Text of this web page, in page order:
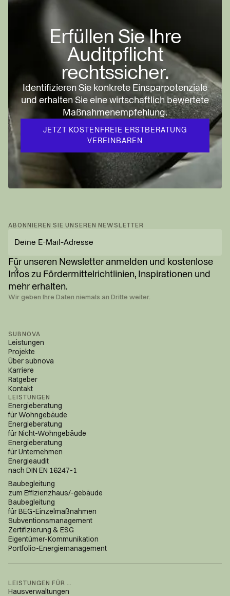
Erfüllen Sie Ihre
Auditpflicht
rechtssicher.
Identifizieren Sie konkrete Einsparpotenziale
und erhalten Sie eine wirtschaftlich bewertete
Maßnahmenempfehlung.
JETZT KOSTENFREIE ERSTBERATUNG
VEREINBAREN
ABONNIEREN SIE UNSEREN NEWSLETTER
Mail-
eingeben
Für unseren Newsletter anmelden und kostenlose
Infos zu Fördermittel­richtlinien, Inspirationen und
mehr erhalten.
Wir geben Ihre Daten niemals an Dritte weiter.
SUBNOVA
Leistungen
Projekte
Über subnova
Karriere
Ratgeber
Kontakt
LEISTUNGEN
Energieberatung
für Wohngebäude
Energieberatung
für Nicht-Wohngebäude
Energieberatung
für Unternehmen
Energieaudit
nach DIN EN 16247-1
Baubegleitung
zum Effizienzhaus/-gebäude
Baubegleitung
für BEG-Einzelmaßnahmen
Subventions­management
Zertifizierung & ESG
Eigentümer-Kommunikation
Portfolio-Energiemanagement
LEISTUNGEN FÜR …
Hausverwaltungen